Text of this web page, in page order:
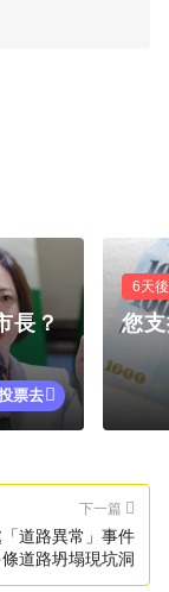
長？
票去
6天
您
下一篇
道路異常」事件
條道路坍塌現坑洞